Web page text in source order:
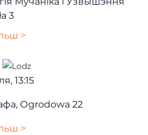
3
>
13:15
Оgrodowa 22
>